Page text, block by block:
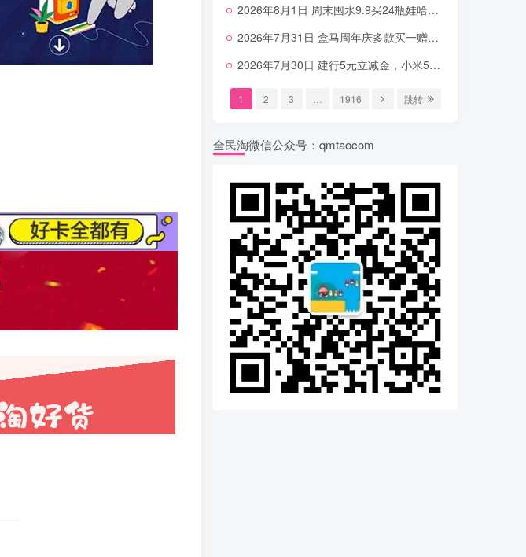
2026年8月1日 周末囤水9.9买24瓶娃哈哈，建行100元京东券，移动5元话费，麦当劳甜筒，交行立减金等
2026年7月31日 盒马周年庆多款买一赠一，饿了么拆红包，建行30立减金，农行领10元刷卡金等
2026年7月30日 建行5元立减金，小米5元，抢2500份爷爷不泡茶，闪购20-20，3元吃瑞幸咖啡等
1 2 3 1916 跳转
全民淘微信公众号：qmtaocom